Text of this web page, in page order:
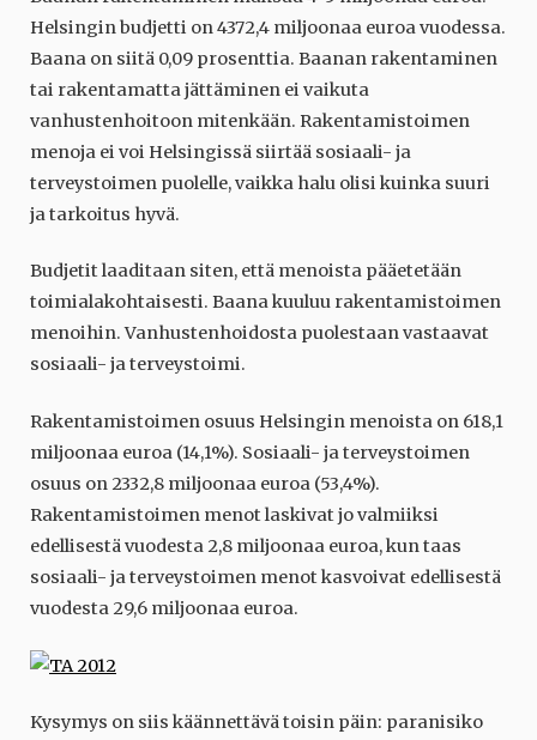
Helsingin budjetti on 4372,4 miljoonaa euroa vuodessa.
Baana on siitä 0,09 prosenttia. Baanan rakentaminen
tai rakentamatta jättäminen ei vaikuta
vanhustenhoitoon mitenkään. Rakentamistoimen
menoja ei voi Helsingissä siirtää sosiaali- ja
terveystoimen puolelle, vaikka halu olisi kuinka suuri
ja tarkoitus hyvä.
Budjetit laaditaan siten, että menoista pääetetään
toimialakohtaisesti. Baana kuuluu rakentamistoimen
menoihin. Vanhustenhoidosta puolestaan vastaavat
sosiaali- ja terveystoimi.
Rakentamistoimen osuus Helsingin menoista on 618,1
miljoonaa euroa (14,1%). Sosiaali- ja terveystoimen
osuus on 2332,8 miljoonaa euroa (53,4%).
Rakentamistoimen menot laskivat jo valmiiksi
edellisestä vuodesta 2,8 miljoonaa euroa, kun taas
sosiaali- ja terveystoimen menot kasvoivat edellisestä
vuodesta 29,6 miljoonaa euroa.
Kysymys on siis käännettävä toisin päin: paranisiko